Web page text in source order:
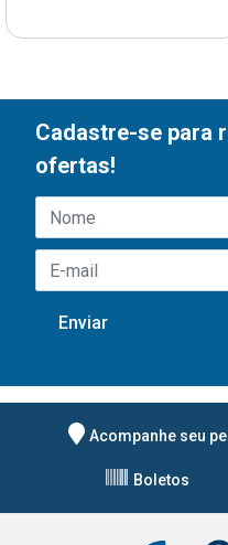
Cadastre-se para
ofertas!
Acompanhe seu
Boletos